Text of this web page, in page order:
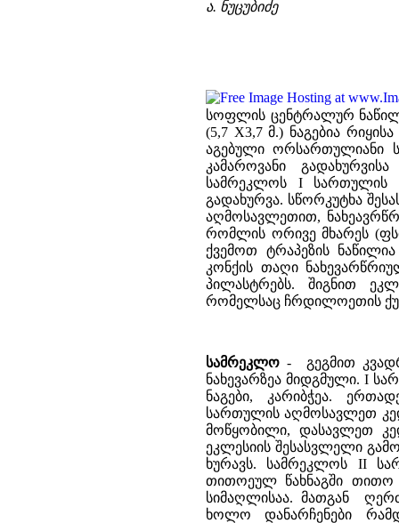
ა. ნუცუბიძე
სოფლის ცენტრალურ
(5,7 X3,7 მ.) ნაგებია
აგებული ორსართულიანი
კამაროვანი
სამრეკლოს I სართულის
გადახურვა. სწორკუტხა
აღმოსავლეთით,
რომლის ორივე მხარეს
ქვემოთ ტრაპეზის
კონქის თაღი
პილასტრებს. შიგნით
რომელსაც ჩრდილოეთის
სამრეკლო - გეგმით
ნახევარზეა მიდგმული. I
ნაგები, კარიბჭეა.
სართულის აღმოსავლეთ
მოწყობილი, დასავლეთ
ეკლესიის შესასვლელი
ხურავს. სამრეკლოს II
თითოეულ წახნაგში
სიმაღლისაა. მათგან
ხოლო დანარჩენები